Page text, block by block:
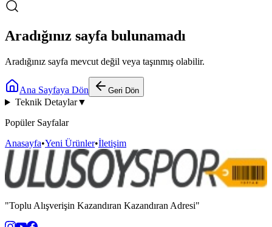
Aradığınız sayfa bulunamadı
Aradığınız sayfa mevcut değil veya taşınmış olabilir.
Ana Sayfaya Dön Geri Dön
Teknik Detaylar▼
Popüler Sayfalar
Anasayfa•Yeni Ürünler•İletişim
"Toplu Alışverişin Kazandıran Kazandıran Adresi"